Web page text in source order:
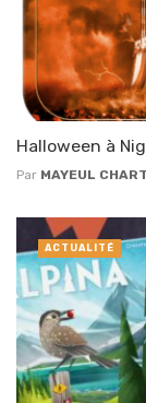
Halloween à
Par MAYEUL
ACTUALITÉ